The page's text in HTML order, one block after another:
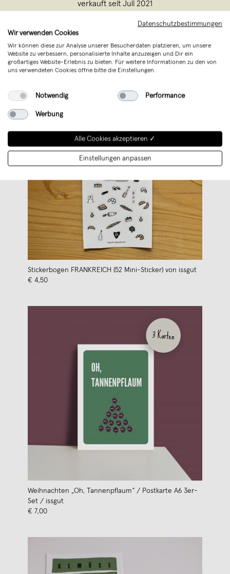
verkauft seit Juli 2021
issgut – Dein Magazin für gutes Essen.
Stickerbogen FRANKREICH (52 Mini-Sticker) von issgut
€ 4,50
Weihnachten „Oh, Tannenpflaum“ / Postkarte A6 3er-
Set / issgut
€ 7,00
Datenschutzbestimmungen
Wir verwenden Cookies
Wir können diese zur Analyse unserer Besucherdaten platzieren, um unsere
Website zu verbessern, personalisierte Inhalte anzuzeigen und Dir ein
großartiges Website-Erlebnis zu bieten. Für weitere Informationen zu den von
uns verwendeten Cookies öffne bitte die Einstellungen.
Notwendig Performance
Werbung
Alle Cookies akzeptieren ✓
Einstellungen anpassen